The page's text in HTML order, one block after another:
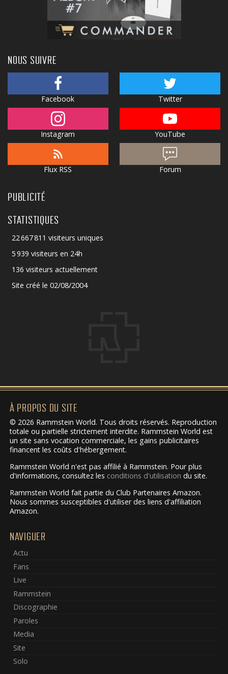
NOUS SUIVRE
Facebook Twitter
Instagram YouTube
Flux RSS Forum
PUBLICITÉ
STATISTIQUES
22 667 811 visiteurs uniques
5 939 visiteurs en 24h
136 visiteurs actuellement
Site créé le 02/08/2004
À PROPOS DU SITE
© 2026 Rammstein World. Tous droits réservés. Reproduction
totale ou partielle strictement interdite. Rammstein World est
un site sans vocation commerciale, les gains publicitaires
financent les coûts d'hébergement.
Rammstein World n'est pas affilié à Rammstein. Pour plus
d'informations, consultez les conditions d'utilisation du site.
Rammstein World fait partie du Club Partenaires Amazon.
Nous sommes susceptibles d'utiliser des liens d'affiliation
Amazon.
NAVIGUER
Actu
Fans
Live
Rammstein
Discographie
Paroles
Media
Site
Solo